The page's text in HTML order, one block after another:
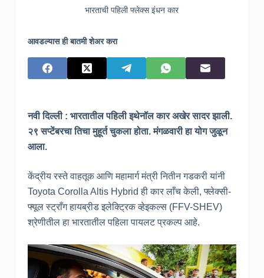
भारताची पहिली फ्लेक्स इंधन कार
आवडल्यास ही बातमी शेअर करा
नवी दिल्ली : भारतातील पहिली इथेनॉल कार अखेर सादर झाली.
२९ सप्टेंबरचा तिचा मुहूर्त चुकला होता. मंगळवारी हा योग जुळून
आला.
केंद्रीय रस्ते वाहतूक आणि महामार्ग मंत्री नितीन गडकरी यांनी
Toyota Corolla Altis Hybrid ही कार लाँच केली, फ्लेक्सी-
फ्यूल स्ट्राँग हायब्रीड इलेक्ट्रिक व्हेइकल्स (FFV-SHEV)
श्रेणीतील हा भारतातील पहिला पायलट प्रकल्प आहे.